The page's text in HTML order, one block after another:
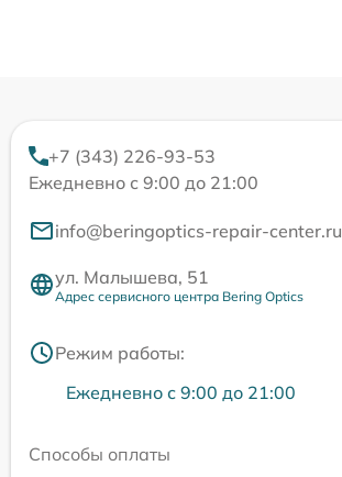
+7 (343) 226-93-53
Ежедневно с 9:00 до 21:00
info@beringoptics-repair-center.ru
ул. Малышева, 51
Адрес сервисного центра Bering Optics
Режим работы:
Ежедневно с 9:00 до 21:00
Способы оплаты